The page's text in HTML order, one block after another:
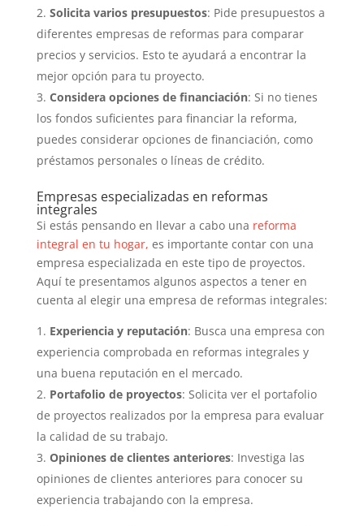
Solicita varios presupuestos: Pide presupuestos a
diferentes empresas de reformas para comparar
precios y servicios. Esto te ayudará a encontrar la
mejor opción para tu proyecto.
Considera opciones de financiación: Si no tienes
los fondos suficientes para financiar la reforma,
puedes considerar opciones de financiación, como
préstamos personales o líneas de crédito.
Empresas especializadas en reformas
integrales
Si estás pensando en llevar a cabo una reforma
integral en tu hogar, es importante contar con una
empresa especializada en este tipo de proyectos.
Aquí te presentamos algunos aspectos a tener en
cuenta al elegir una empresa de reformas integrales:
Experiencia y reputación: Busca una empresa con
experiencia comprobada en reformas integrales y
una buena reputación en el mercado.
Portafolio de proyectos: Solicita ver el portafolio
de proyectos realizados por la empresa para evaluar
la calidad de su trabajo.
Opiniones de clientes anteriores: Investiga las
opiniones de clientes anteriores para conocer su
experiencia trabajando con la empresa.